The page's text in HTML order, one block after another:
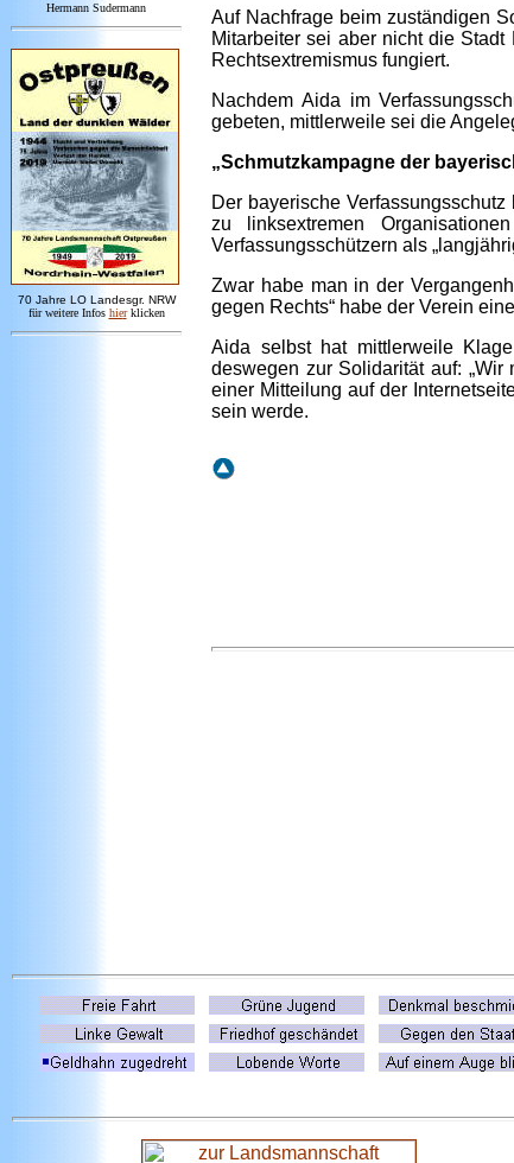
Hermann Sudermann
70 Jahre LO Landesgr. NRW
für weitere Infos hier klicken
Auf Nachfrage beim zuständigen
Mitarbeiter sei aber nicht die Stadt
Rechtsextremismus fungiert.
Nachdem Aida im
gebeten, mittlerweile sei die
„Schmutzkampagne der
Der bayerische
zu linksextremen
Verfassungsschützern als
Zwar habe man in der
gegen Rechts“ habe der Verein
Aida selbst hat mittlerweile
deswegen zur Solidarität auf:
einer Mitteilung auf der
sein werde.